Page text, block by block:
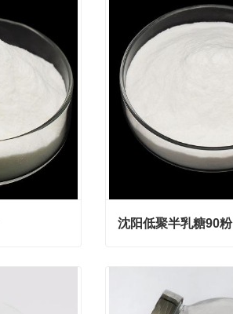
Contact Now
沈阳低聚半乳糖90粉
沈阳低聚半乳糖90粉